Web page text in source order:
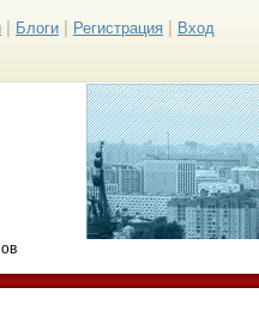
Блоги Регистрация Вход